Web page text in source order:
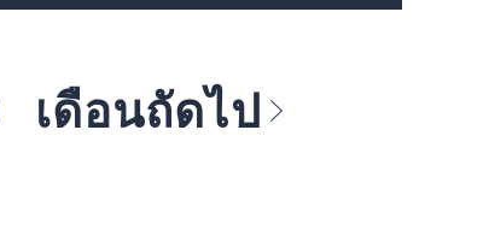
เดือนถัดไป